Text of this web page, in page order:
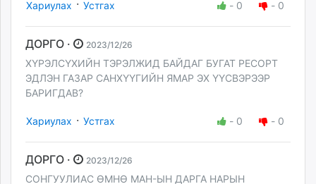
Хариулах · Устгах - 0 - 0
ДОРГО · 2023/12/26
ХҮРЭЛСҮХИЙН ТЭРЭЛЖИД БАЙДАГ БУГАТ РЕСОРТ
ЭДЛЭН ГАЗАР САНХҮҮГИЙН ЯМАР ЭХ ҮҮСВЭРЭЭР
БАРИГДАВ?
Хариулах · Устгах - 0 - 0
ДОРГО · 2023/12/26
СОНГУУЛИАС ӨМНӨ МАН-ЫН ДАРГА НАРЫН